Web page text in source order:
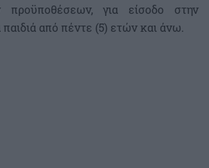
για είσοδο στην
παιδιά από πέντε (5) ετών και άνω.